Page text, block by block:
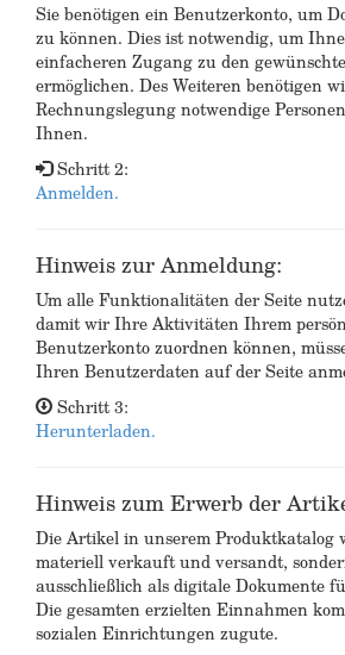
Sie benötigen ein Benutzerkonto, um
zu können. Dies ist notwendig, um
einfacheren Zugang zu den
ermöglichen. Des Weiteren benötigen
Rechnungslegung notwendige
Ihnen.
Schritt 2:
Anmelden.
Hinweis zur Anmeldung:
Um alle Funktionalitäten der Seite
damit wir Ihre Aktivitäten Ihrem
Benutzerkonto zuordnen können,
Ihren Benutzerdaten auf der Seite
Schritt 3:
Herunterladen.
Hinweis zum Erwerb der
Die Artikel in unserem Produktkatalog
materiell verkauft und versandt,
ausschließlich als digitale Dokumente
Die gesamten erzielten Einnahmen
sozialen Einrichtungen zugute.